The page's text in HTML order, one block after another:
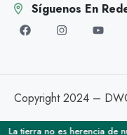
tierra no es herencia de
Síguenos En
Copyright 2024 –